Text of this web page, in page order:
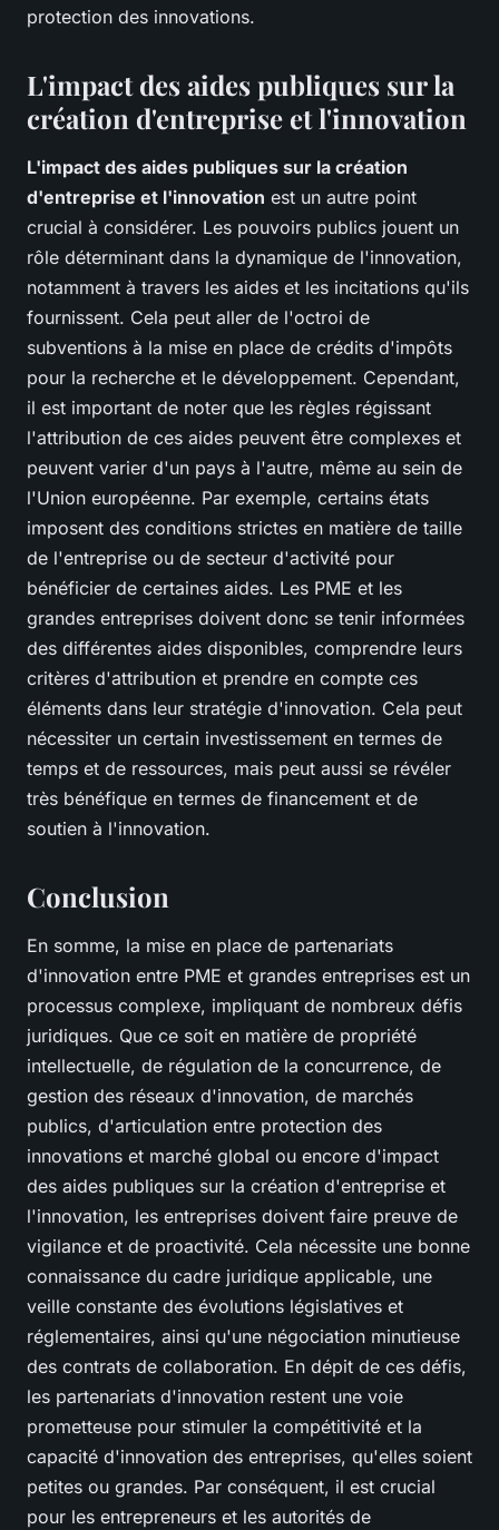
protection des innovations.
L'impact des aides publiques sur la
création d'entreprise et l'innovation
L'impact des aides publiques sur la création
d'entreprise et l'innovation est un autre point
crucial à considérer. Les pouvoirs publics jouent un
rôle déterminant dans la dynamique de l'innovation,
notamment à travers les aides et les incitations qu'ils
fournissent. Cela peut aller de l'octroi de
subventions à la mise en place de crédits d'impôts
pour la recherche et le développement. Cependant,
il est important de noter que les règles régissant
l'attribution de ces aides peuvent être complexes et
peuvent varier d'un pays à l'autre, même au sein de
l'Union européenne. Par exemple, certains états
imposent des conditions strictes en matière de taille
de l'entreprise ou de secteur d'activité pour
bénéficier de certaines aides. Les PME et les
grandes entreprises doivent donc se tenir informées
des différentes aides disponibles, comprendre leurs
critères d'attribution et prendre en compte ces
éléments dans leur stratégie d'innovation. Cela peut
nécessiter un certain investissement en termes de
temps et de ressources, mais peut aussi se révéler
très bénéfique en termes de financement et de
soutien à l'innovation.
Conclusion
En somme, la mise en place de partenariats
d'innovation entre PME et grandes entreprises est un
processus complexe, impliquant de nombreux défis
juridiques. Que ce soit en matière de propriété
intellectuelle, de régulation de la concurrence, de
gestion des réseaux d'innovation, de marchés
publics, d'articulation entre protection des
innovations et marché global ou encore d'impact
des aides publiques sur la création d'entreprise et
l'innovation, les entreprises doivent faire preuve de
vigilance et de proactivité. Cela nécessite une bonne
connaissance du cadre juridique applicable, une
veille constante des évolutions législatives et
réglementaires, ainsi qu'une négociation minutieuse
des contrats de collaboration. En dépit de ces défis,
les partenariats d'innovation restent une voie
prometteuse pour stimuler la compétitivité et la
capacité d'innovation des entreprises, qu'elles soient
petites ou grandes. Par conséquent, il est crucial
pour les entrepreneurs et les autorités de